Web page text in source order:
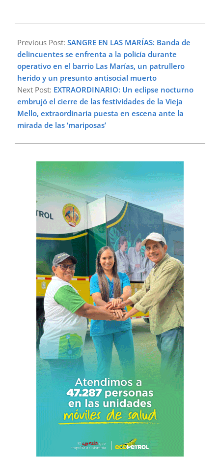
02-
04
Previous Post: SANGRE EN LAS MARÍAS: Banda de
delincuentes se enfrenta a la policía durante
operativo en el barrio Las Marías, un patrullero
herido y un presunto antisocial muerto
Next Post: EXTRAORDINARIO: Un eclipse nocturno
embrujó el cierre de las festividades de la Vieja
Mello, extraordinaria puesta en escena ante la
mirada de las ‘mariposas’